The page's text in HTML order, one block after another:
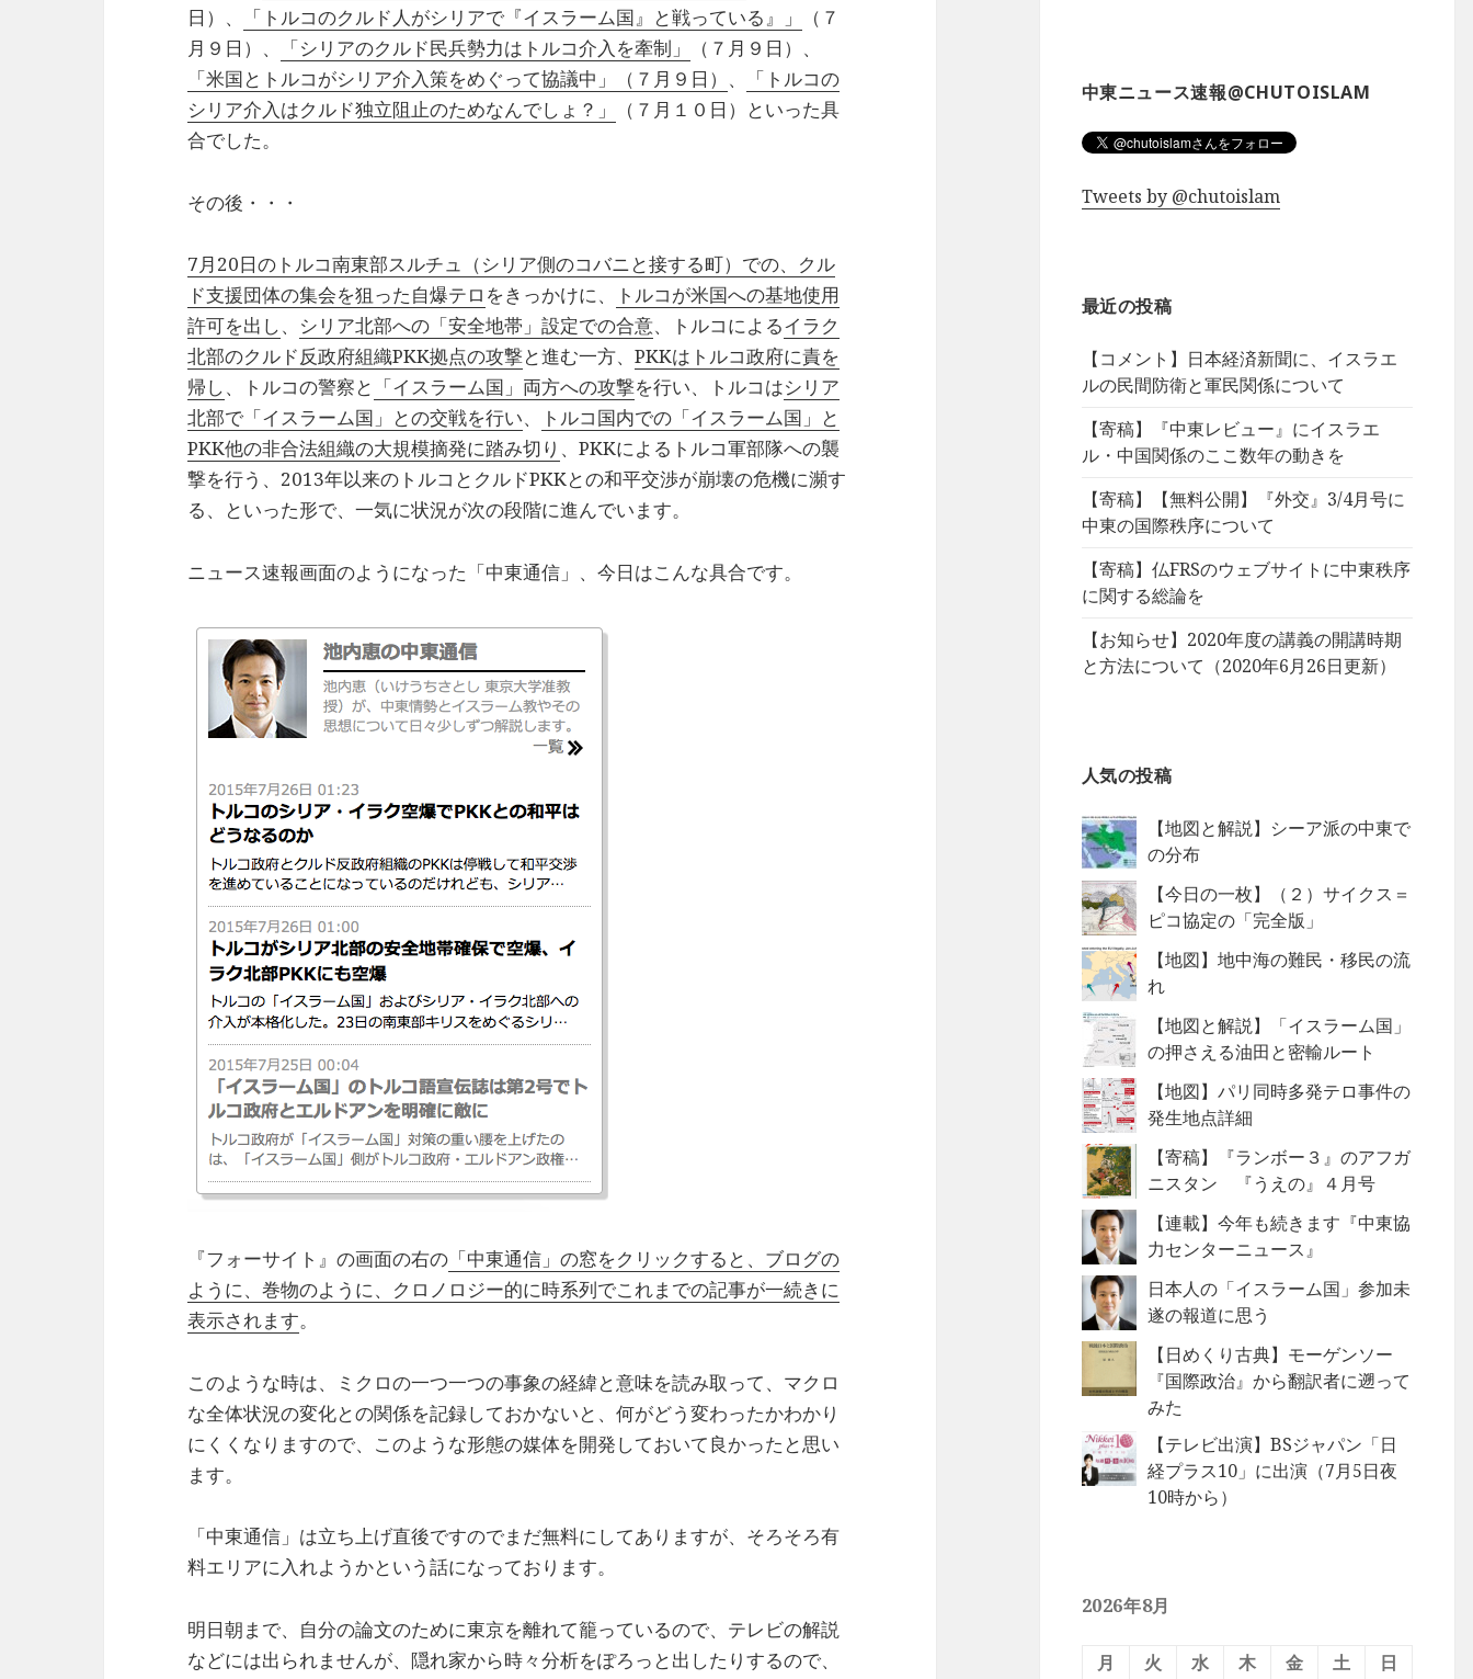
中東ニュース速報@CHUTOISLAM
Tweets by @chutoislam
最近の投稿
【コメント】日本経済新聞に、イスラエ
ルの民間防衛と軍民関係について
【寄稿】『中東レビュー』にイスラエ
ル・中国関係のここ数年の動きを
【寄稿】【無料公開】『外交』3/4月号に
中東の国際秩序について
【寄稿】仏FRSのウェブサイトに中東秩序
に関する総論を
【お知らせ】2020年度の講義の開講時期
と方法について（2020年6月26日更新）
人気の投稿
【地図と解説】シーア派の中東で
の分布
【今日の一枚】（２）サイクス＝
ピコ協定の「完全版」
【地図】地中海の難民・移民の流
れ
【地図と解説】「イスラーム国」
の押さえる油田と密輸ルート
【地図】パリ同時多発テロ事件の
発生地点詳細
【寄稿】『ランボー３』のアフガ
ニスタン 『うえの』４月号
【連載】今年も続きます『中東協
力センターニュース』
日本人の「イスラーム国」参加未
遂の報道に思う
【日めくり古典】モーゲンソー
『国際政治』から翻訳者に遡って
みた
【テレビ出演】BSジャパン「日
経プラス10」に出演（7月5日夜
10時から）
2026年8月
月 火 水 木 金 土 日
日）、
「トルコのクルド人がシリアで『イスラーム国』と戦っている』」
（７
月９日）、
「シリアのクルド民兵勢力はトルコ介入を牽制」
（７月９日）、
「米国とトルコがシリア介入策をめぐって協議中」（７月９日） 、
「トルコの
シリア介入はクルド独立阻止のためなんでしょ？」
（７月１０日）といった具
合でした。
その後・・・
7月20日のトルコ南東部スルチュ（シリア側のコバニと接する町）での、クル
ド支援団体の集会を狙った自爆テロ をきっかけに、
トルコが米国への基地使用
許可を出し、 シリア北部への「安全地帯」設定での合意、トルコによるイラク
北部のクルド反政府組織PKK拠点の攻撃と進む一方、 PKKはトルコ政府に責を
帰し、トルコの警察と 「イスラーム国」両方への攻撃を行い、トルコはシリア
北部で「イスラーム国」との交戦を行い、
トルコ国内での「イスラーム国」と
PKK他の非合法組織の大規模摘発に踏み切り 、PKKによるトルコ軍部隊への襲
撃を行う、2013年以来のトルコとクルドPKKとの和平交渉が崩壊の危機に瀕す
る、といった形で、一気に状況が次の段階に進んでいます。
ニュース速報画面のようになった「中東通信」、今日はこんな具合です。
『フォーサイト』の画面の右の「中東通信」の窓をクリックすると、ブログの
ように、巻物のように、クロノロジー的に時系列でこれまでの記事が一続きに
表示されます。
このような時は、ミクロの一つ一つの事象の経緯と意味を読み取って、マクロ
な全体状況の変化との関係を記録しておかないと、何がどう変わったかわかり
にくくなりますので、このような形態の媒体を開発しておいて良かったと思い
ます。
「中東通信」は立ち上げ直後ですのでまだ無料にしてありますが、そろそろ有
料エリアに入れようかという話になっております。
明日朝まで、自分の論文のために東京を離れて籠っているので、テレビの解説
などには出られませんが、隠れ家から時々分析をぽろっと出したりするので、